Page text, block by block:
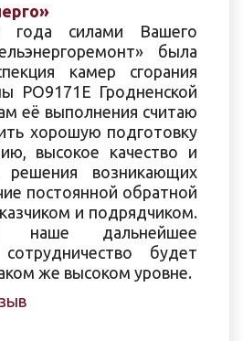
силами Вашего
была
камер сгорания
РО9171Е Гродненской
её выполнения считаю
хорошую подготовку
высокое качество и
решения возникающих
постоянной обратной
и подрядчиком.
наше дальнейшее
будет
же высоком уровне.